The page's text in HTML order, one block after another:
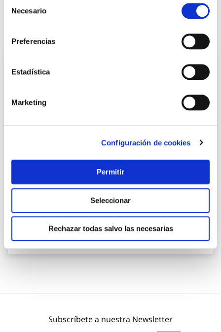
Necesario
Preferencias
Estadística
Marketing
Configuración de cookies
Permitir
Seleccionar
Rechazar todas salvo las necesarias
Carro compra 4 ruedas bolsa cuadrada jean tweed 4
marino rolser
Rolser
38,01 €
Subscríbete a nuestra Newsletter